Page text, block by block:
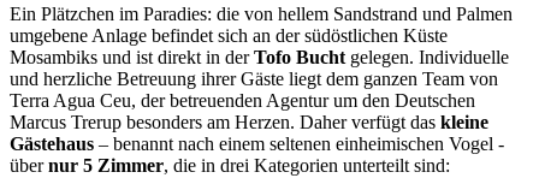
Ein Plätzchen im Paradies: die von hellem Sandstrand und Palmen
umgebene Anlage befindet sich an der südöstlichen Küste
Mosambiks und ist direkt in derTofo Bucht gelegen. Individuelle
und herzliche Betreuung ihrer Gäste liegt dem ganzen Team von
Terra Agua Ceu, der betreuenden Agentur um den Deutschen
Marcus Trerup besonders am Herzen. Daher verfügt das kleine
Gästehaus – benannt nach einem seltenen einheimischen Vogel -
übernur 5 Zimmer, die in drei Kategorien unterteilt sind: